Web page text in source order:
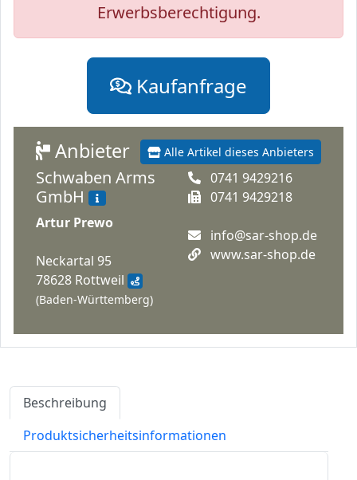
Erwerbsberechtigung.
Kaufanfrage
Alle Artikel dieses Anbieters
Anbieter
Schwaben Arms
GmbH
Artur Prewo
Neckartal 95
78628 Rottweil
(Baden-Württemberg)
0741 9429216
0741 9429218
info@sar-shop.de
www.sar-shop.de
Beschreibung
Produktsicherheitsinformationen